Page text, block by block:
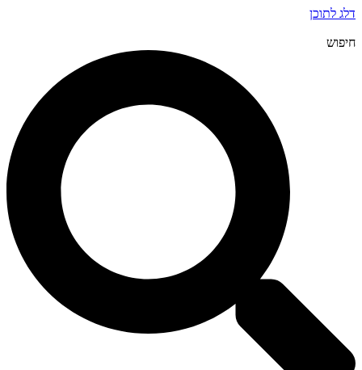
דלג לתוכן
חיפוש